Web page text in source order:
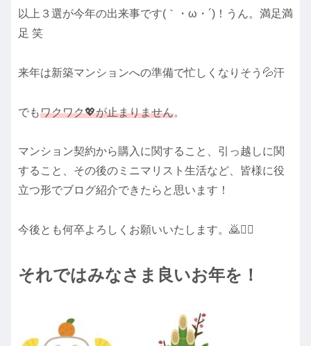
以上３選が今年の出来事です(｀・ω・´)！うん。満足満
足 笑
来年は新築マンションへの準備で忙しくなりそう💦汗
でもワクワク💖が止まりません。
マンション契約から購入に関すること、引っ越しに関
すること、その後のミニマリスト生活など、皆様に役
立つ形でブログ紹介できたらと思います！
今後とも何卒よろしくお願いいたします。🙇🙇‍♀️
それではみなさま良いお年を！